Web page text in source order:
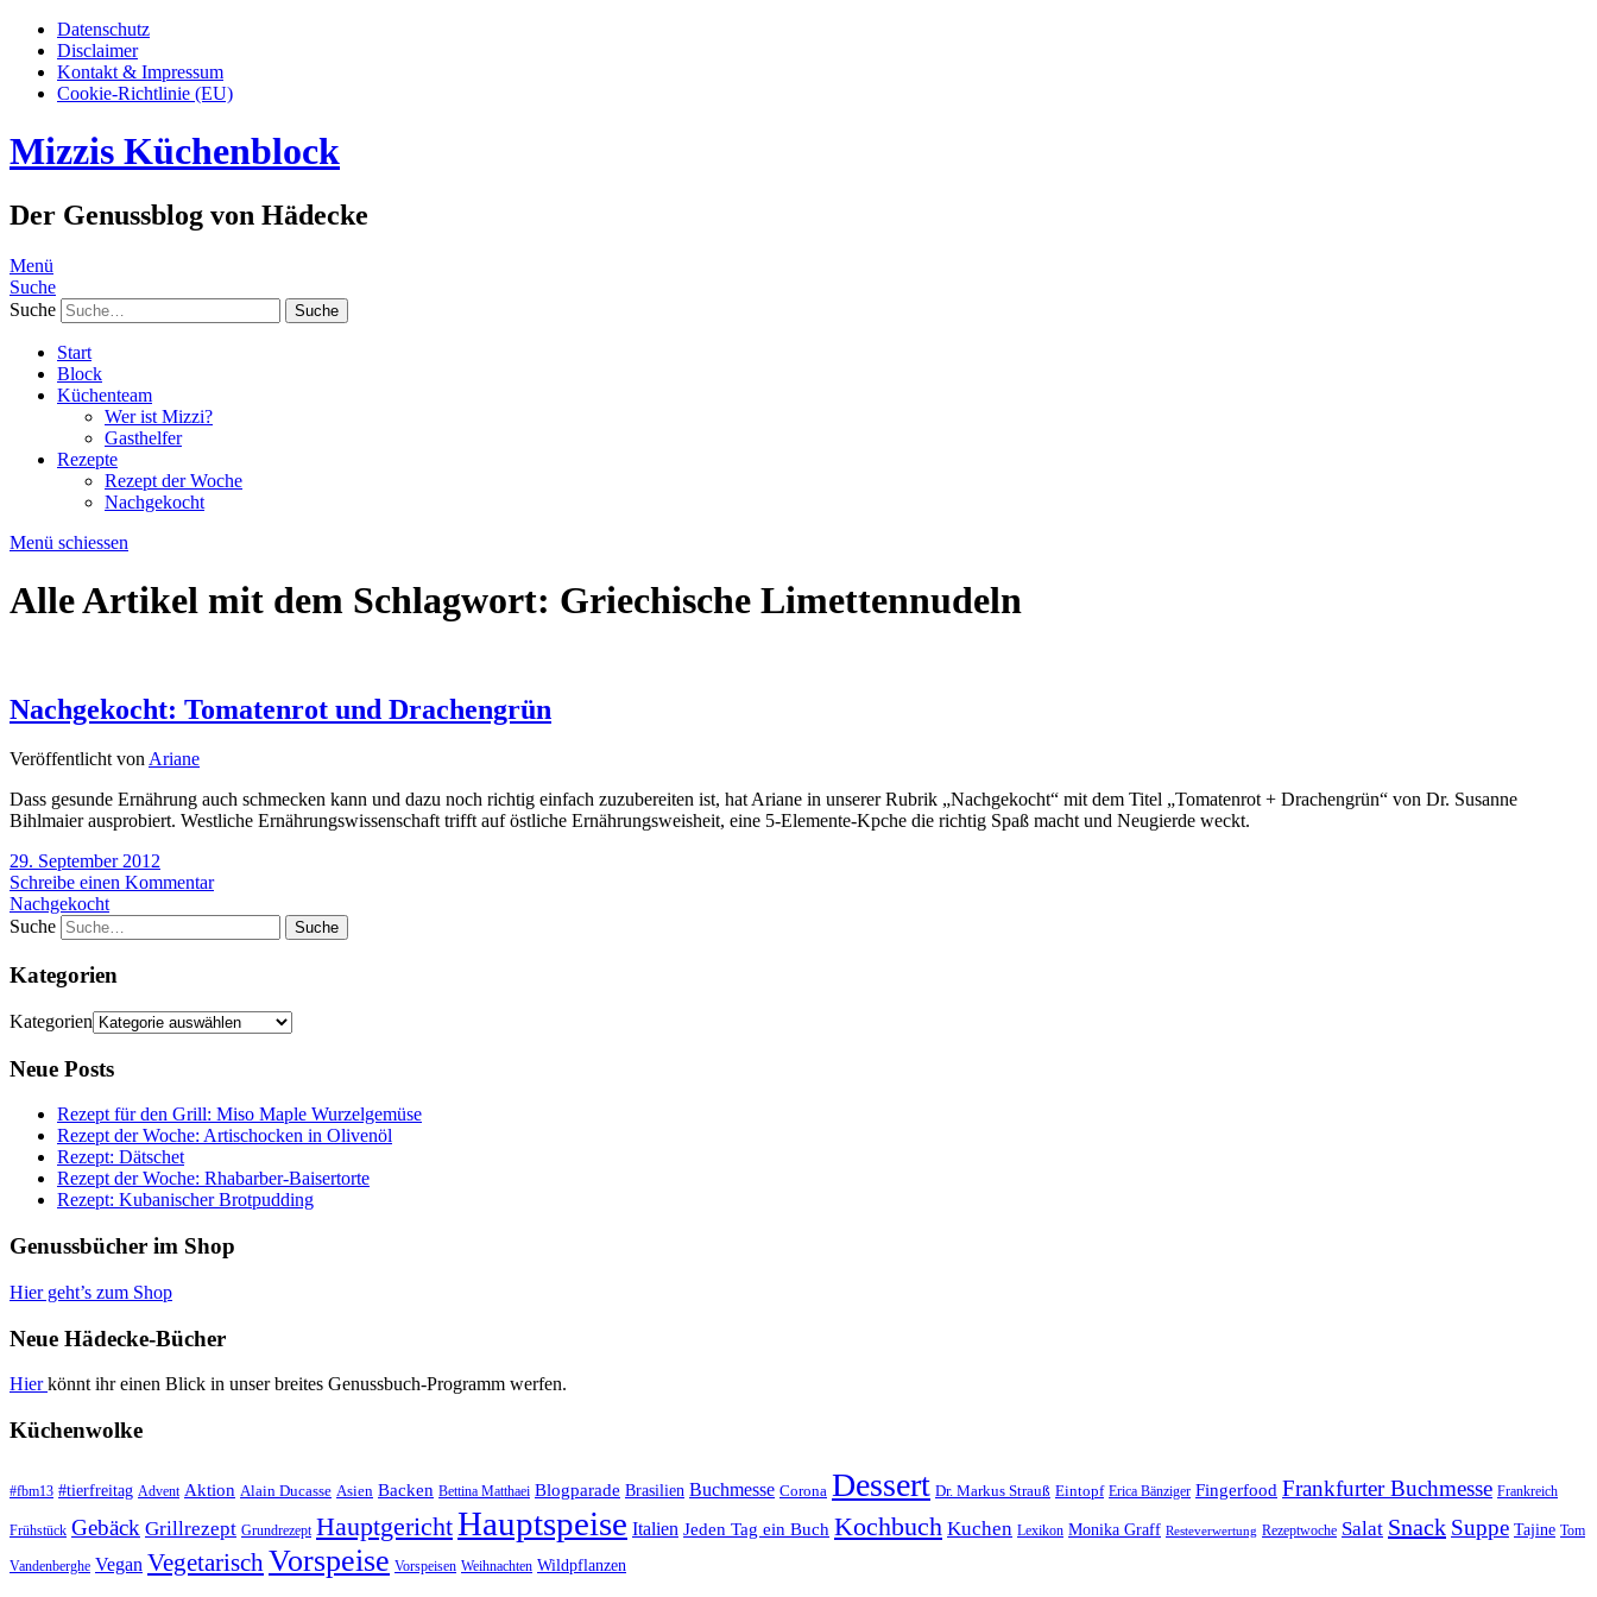
Datenschutz
Disclaimer
Kontakt & Impressum
Cookie-Richtlinie (EU)
Mizzis Küchenblock
Der Genussblog von Hädecke
Menü
Suche
Suche
Start
Block
Küchenteam
Wer ist Mizzi?
Gasthelfer
Rezepte
Rezept der Woche
Nachgekocht
Menü schiessen
Alle Artikel mit dem Schlagwort: Griechische Limettennudeln
Nachgekocht: Tomatenrot und Drachengrün
Veröffentlicht vonAriane
Dass gesunde Ernährung auch schmecken kann und dazu noch richtig einfach zuzubereiten ist, hat Ariane in unserer Rubrik „Nachgekocht“ mit dem Titel „Tomatenrot + Drachengrün“ von Dr. Susanne
Bihlmaier ausprobiert. Westliche Ernährungswissenschaft trifft auf östliche Ernährungsweisheit, eine 5-Elemente-Kpche die richtig Spaß macht und Neugierde weckt.
29. September 2012
Schreibe einen Kommentar
Nachgekocht
Suche
Kategorien
Kategorien
Neue Posts
Rezept für den Grill: Miso Maple Wurzelgemüse
Rezept der Woche: Artischocken in Olivenöl
Rezept: Dätschet
Rezept der Woche: Rhabarber-Baisertorte
Rezept: Kubanischer Brotpudding
Genussbücher im Shop
Hier geht’s zum Shop
Neue Hädecke-Bücher
Hierkönnt ihr einen Blick in unser breites Genussbuch-Programm werfen.
Küchenwolke
#fbm13 #tierfreitag Advent Aktion Alain Ducasse Asien Backen Bettina Matthaei Blogparade Brasilien Buchmesse Corona Dessert Dr. Markus Strauß Eintopf Erica Bänziger Fingerfood Frankfurter Buchmesse Frankreich
Frühstück Gebäck Grillrezept Grundrezept HauptgerichtHauptspeise Italien Jeden Tag ein Buch Kochbuch Kuchen Lexikon Monika Graff Resteverwertung Rezeptwoche Salat Snack Suppe Tajine Tom
Vandenberghe Vegan Vegetarisch Vorspeise Vorspeisen Weihnachten Wildpflanzen